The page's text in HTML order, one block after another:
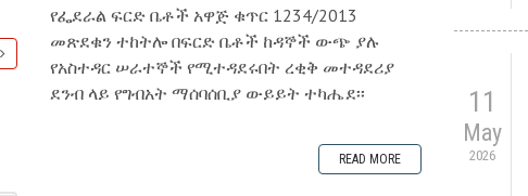
የፌደራል ፍርድ ቤቶች አዋጅ ቁጥር 1234/2013
መጽደቁን ተከትሎ በፍርድ ቤቶች ከዳኞች ውጭ ያሉ
የአስተዳር ሠራተኞች የሚተዳደሩበት ረቂቅ መተዳደሪያ
ደንብ ላይ የግብአት ማሰባሰቢያ ውይይት ተካሔደ፡፡
READ MORE
11
May
2026